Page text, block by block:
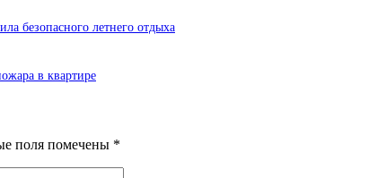
безопасного летнего отдыха
в квартире
поля помечены *